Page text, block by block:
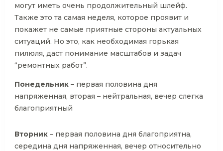
могут иметь очень продолжительный шлейф.
Также это та самая неделя, которое проявит и
покажет не самые приятные стороны актуальных
ситуаций. Но это, как необходимая горькая
пилюля, даст понимание масштабов и задач
“ремонтных работ”.
Понедельник – первая половина дня
напряженная, вторая – нейтральная, вечер слегка
благоприятный
Вторник – первая половина дня благоприятна,
середина дня напряженная, вечер относительно